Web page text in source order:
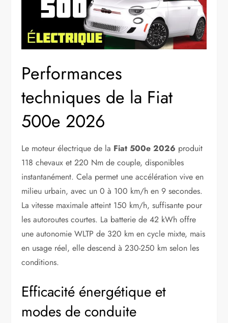
Performances
techniques de la Fiat
500e 2026
Le moteur électrique de la Fiat 500e 2026 produit
118 chevaux et 220 Nm de couple, disponibles
instantanément. Cela permet une accélération vive en
milieu urbain, avec un 0 à 100 km/h en 9 secondes.
La vitesse maximale atteint 150 km/h, suffisante pour
les autoroutes courtes. La batterie de 42 kWh offre
une autonomie WLTP de 320 km en cycle mixte, mais
en usage réel, elle descend à 230-250 km selon les
conditions.
Efficacité énergétique et
modes de conduite